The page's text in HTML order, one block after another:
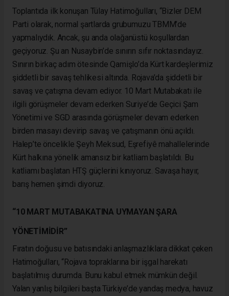
Toplantıda ilk konuşan Tülay Hatimoğulları, “Bizler DEM
Parti olarak, normal şartlarda grubumuzu TBMM’de
yapmalıydık. Ancak, şu anda olağanüstü koşullardan
geçiyoruz. Şu an Nusaybin’de sınırın sıfır noktasındayız.
Sınırın birkaç adım ötesinde Qamişlo’da Kürt kardeşlerimiz
şiddetli bir savaş tehlikesi altında. Rojava’da şiddetli bir
savaş ve çatışma devam ediyor. 10 Mart Mutabakatı ile
ilgili görüşmeler devam ederken Suriye’de Geçici Şam
Yönetimi ve SGD arasında görüşmeler devam ederken
birden masayı devirip savaş ve çatışmanın önü açıldı.
Halep’te öncelikle Şeyh Meksud, Eşrefiyê mahallelerinde
Kürt halkına yönelik amansız bir katliam başlatıldı. Bu
katliamı başlatan HTŞ güçlerini kınıyoruz. Savaşa hayır,
barış hemen şimdi diyoruz.
“10 MART MUTABAKATINA UYMAYAN ŞARA
YÖNETİMİDİR”
Fıratın doğusu ve batısındaki anlaşmazlıklara dikkat çeken
Hatimoğulları, “Rojava topraklarına bir işgal harekatı
başlatılmış durumda. Bunu kabul etmek mümkün değil.
Yalan yanlış bilgileri başta Türkiye’de yandaş medya, havuz